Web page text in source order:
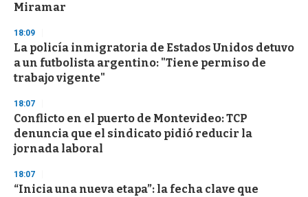
Miramar
18:09
La policía inmigratoria de Estados Unidos detuvo
a un futbolista argentino: "Tiene permiso de
trabajo vigente"
18:07
Conflicto en el puerto de Montevideo: TCP
denuncia que el sindicato pidió reducir la
jornada laboral
18:07
“Inicia una nueva etapa”: la fecha clave que